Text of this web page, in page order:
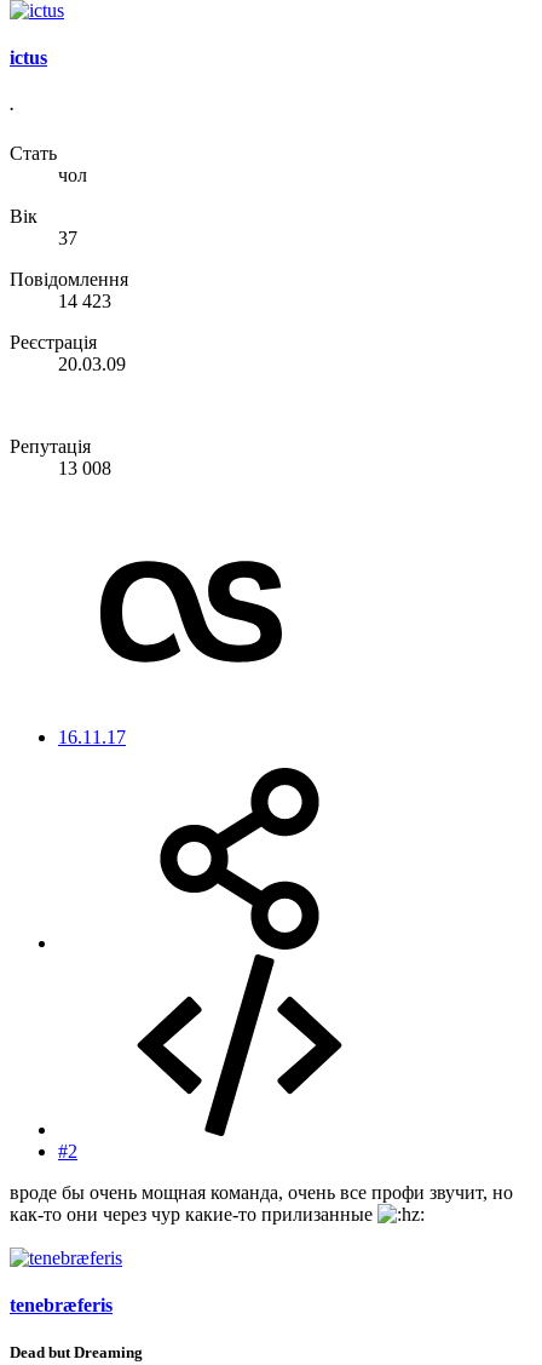
ictus
.
Стать
чол
Вік
37
Повідомлення
14 423
Реєстрація
20.03.09
Репутація
13 008
16.11.17
#2
вроде бы очень мощная команда, очень все профи звучит, но
как-то они через чур какие-то прилизанные
tenebræferis
Dead but Dreaming